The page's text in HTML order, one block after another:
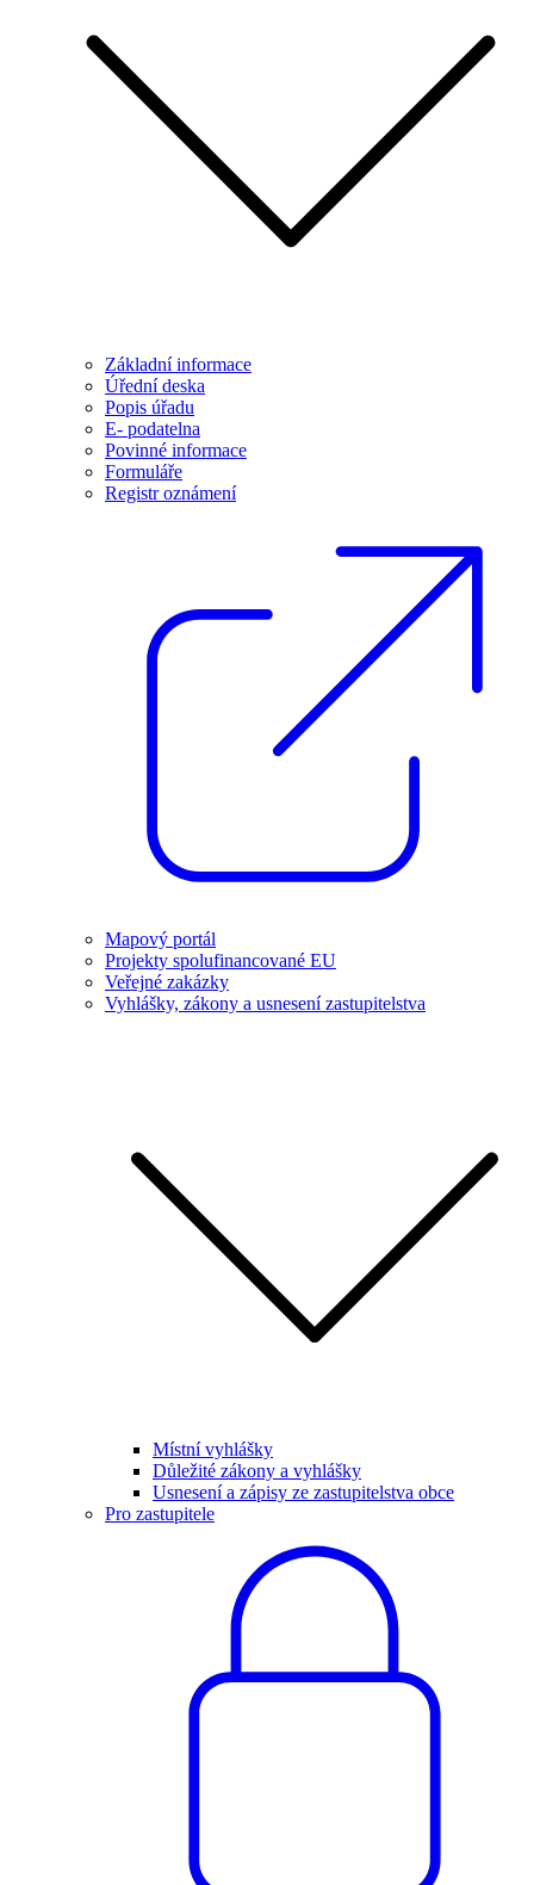
Základní informace
Úřední deska
Popis úřadu
E- podatelna
Povinné informace
Formuláře
Registr oznámení
Mapový portál
Projekty spolufinancované EU
Veřejné zakázky
Vyhlášky, zákony a usnesení zastupitelstva
Místní vyhlášky
Důležité zákony a vyhlášky
Usnesení a zápisy ze zastupitelstva obce
Pro zastupitele